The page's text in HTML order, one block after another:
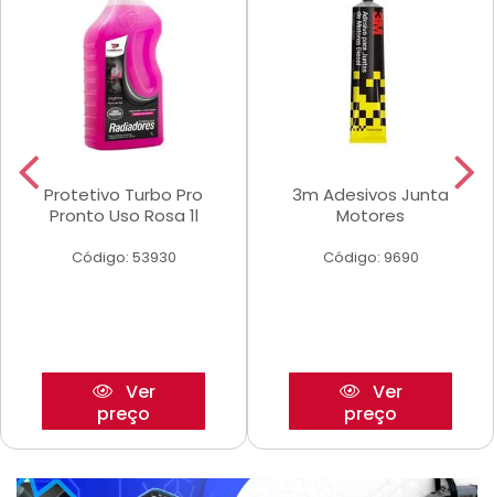
Protetivo Turbo Pro
Pronto Uso Rosa 1l
Código: 53930
Ver
preço
3m Adesivos Junta
Motores
Código: 9690
Ver
preço